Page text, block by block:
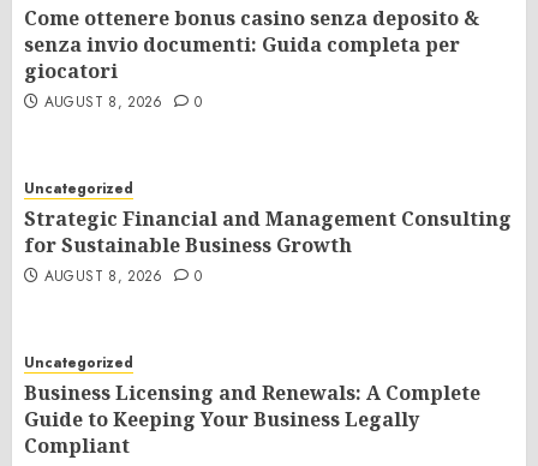
Come ottenere bonus casino senza deposito &
senza invio documenti: Guida completa per
giocatori
AUGUST 8, 2026 0
Uncategorized
Strategic Financial and Management Consulting
for Sustainable Business Growth
AUGUST 8, 2026 0
Uncategorized
Business Licensing and Renewals: A Complete
Guide to Keeping Your Business Legally
Compliant